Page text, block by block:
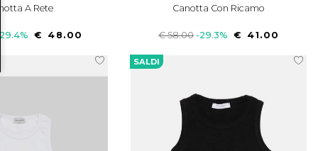
A Rete
-29.4% € 48.00
Canotta Con Ricamo
€ 58.00 -29.3% € 41.00
SALDI